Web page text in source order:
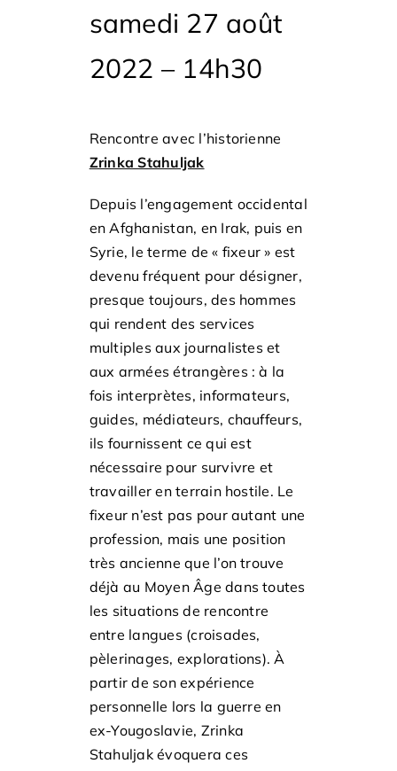
samedi 27 août
2022 – 14h30
Rencontre avec l’historienne
Zrinka Stahuljak
Depuis l’engagement occidental
en Afghanistan, en Irak, puis en
Syrie, le terme de « fixeur » est
devenu fréquent pour désigner,
presque toujours, des hommes
qui rendent des services
multiples aux journalistes et
aux armées étrangères : à la
fois interprètes, informateurs,
guides, médiateurs, chauffeurs,
ils fournissent ce qui est
nécessaire pour survivre et
travailler en terrain hostile. Le
fixeur n’est pas pour autant une
profession, mais une position
très ancienne que l’on trouve
déjà au Moyen Âge dans toutes
les situations de rencontre
entre langues (croisades,
pèlerinages, explorations). À
partir de son expérience
personnelle lors la guerre en
ex-Yougoslavie, Zrinka
Stahuljak évoquera ces